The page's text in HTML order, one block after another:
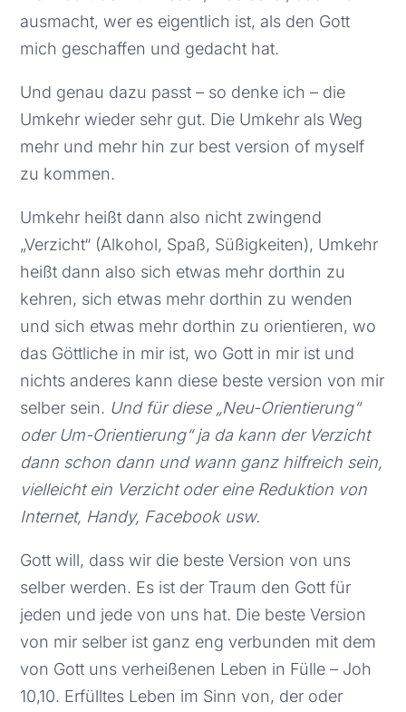
ausmacht, wer es eigentlich ist, als den Gott
mich geschaffen und gedacht hat.
Und genau dazu passt – so denke ich – die
Umkehr wieder sehr gut. Die Umkehr als Weg
mehr und mehr hin zur best version of myself
zu kommen.
Umkehr heißt dann also nicht zwingend
„Verzicht“ (Alkohol, Spaß, Süßigkeiten), Umkehr
heißt dann also sich etwas mehr dorthin zu
kehren, sich etwas mehr dorthin zu wenden
und sich etwas mehr dorthin zu orientieren, wo
das Göttliche in mir ist, wo Gott in mir ist und
nichts anderes kann diese beste version von mir
selber sein. Und für diese „Neu-Orientierung“
oder Um-Orientierung“ ja da kann der Verzicht
dann schon dann und wann ganz hilfreich sein,
vielleicht ein Verzicht oder eine Reduktion von
Internet, Handy, Facebook usw.
Gott will, dass wir die beste Version von uns
selber werden. Es ist der Traum den Gott für
jeden und jede von uns hat. Die beste Version
von mir selber ist ganz eng verbunden mit dem
von Gott uns verheißenen Leben in Fülle – Joh
10,10. Erfülltes Leben im Sinn von, der oder